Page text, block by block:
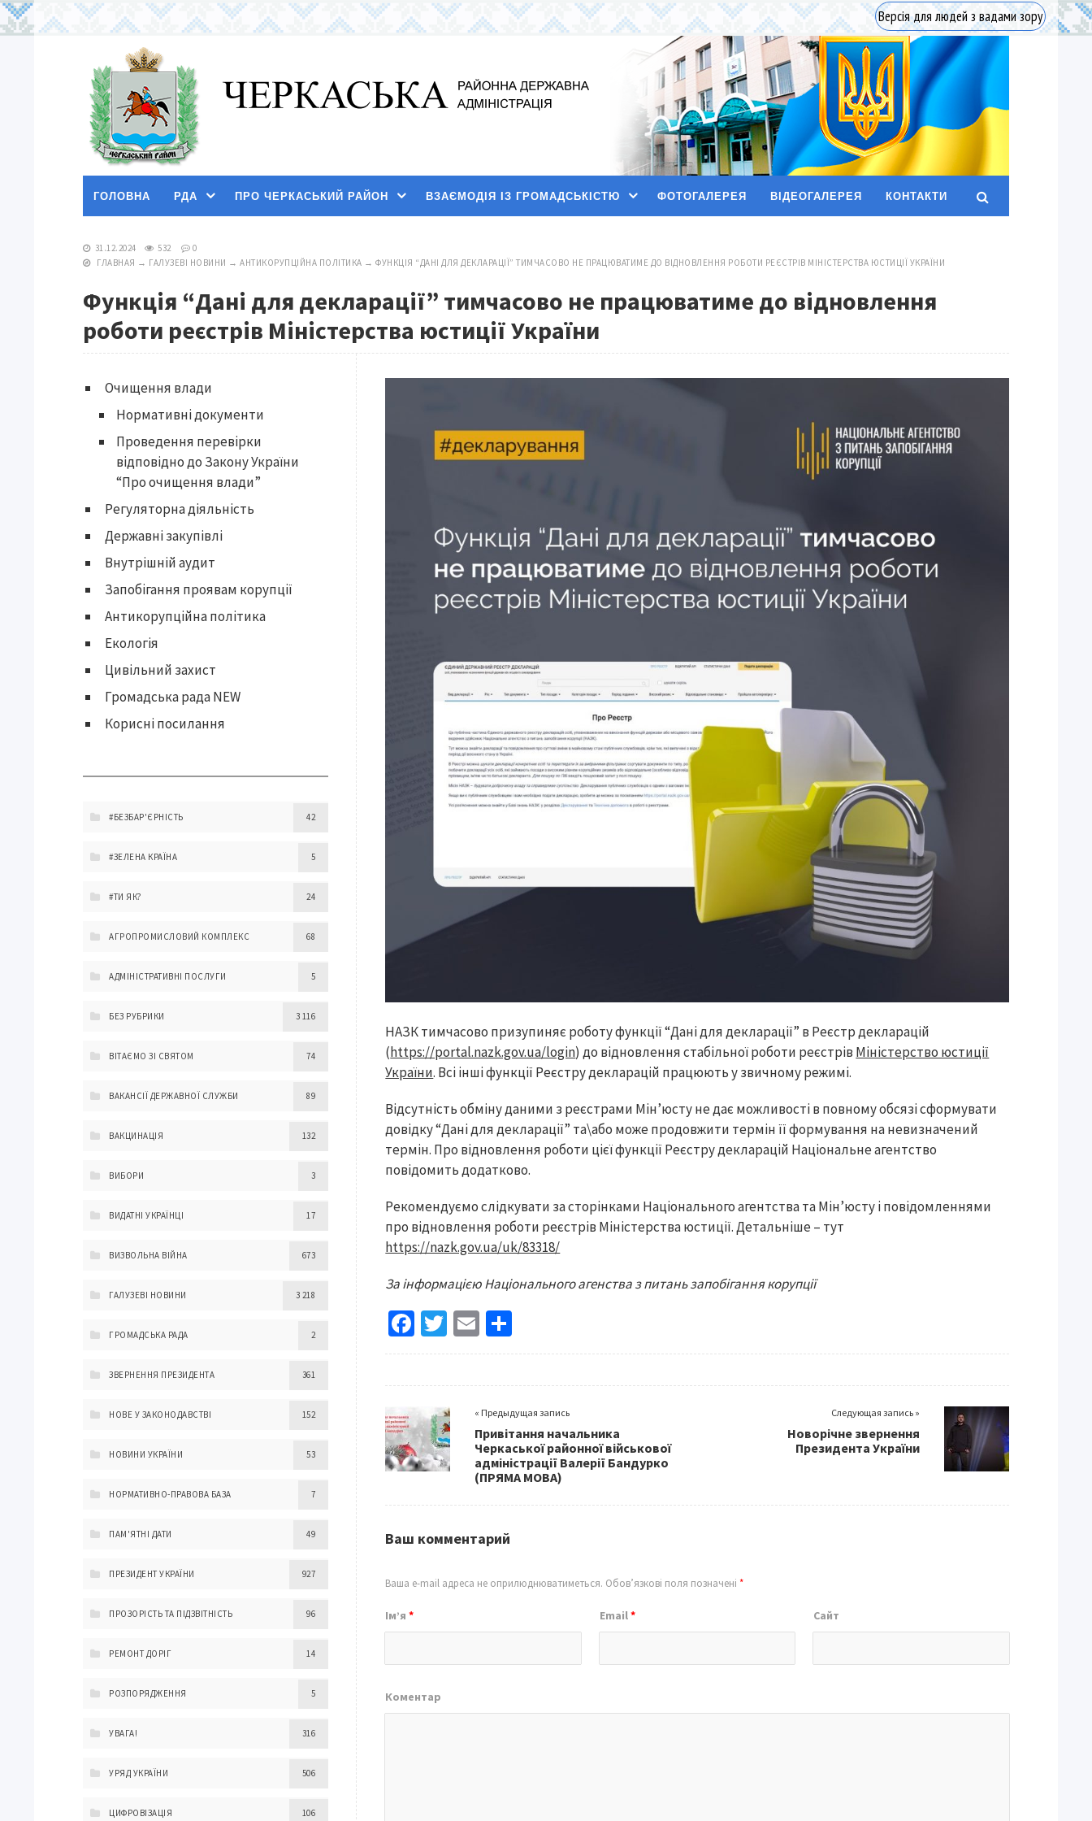
Версія для людей з вадами зору
ГОЛОВНА РДА ПРО ЧЕРКАСЬКИЙ РАЙОН ВЗАЄМОДІЯ ІЗ ГРОМАДСЬКІСТЮ ФОТОГАЛЕРЕЯ ВІДЕОГАЛЕРЕЯ КОНТАКТИ
31.12.2024 532
0
ГЛАВНАЯ → ГАЛУЗЕВІ НОВИНИ → АНТИКОРУПЦІЙНА ПОЛІТИКА → ФУНКЦІЯ “ДАНІ ДЛЯ ДЕКЛАРАЦІЇ” ТИМЧАСОВО НЕ ПРАЦЮВАТИМЕ ДО ВІДНОВЛЕННЯ РОБОТИ РЕЄСТРІВ МІНІСТЕРСТВА ЮСТИЦІЇ УКРАЇНИ
Функція “Дані для декларації” тимчасово не працюватиме до відновлення
роботи реєстрів Міністерства юстиції України
НАЗК тимчасово призупиняє роботу функції “Дані для декларації” в Реєстр декларацій
(https://portal.nazk.gov.ua/login) до відновлення стабільної роботи реєстрів Міністерство юстиції
України. Всі інші функції Реєстру декларацій працюють у звичному режимі.
Відсутність обміну даними з реєстрами Мін’юсту не дає можливості в повному обсязі сформувати
довідку “Дані для декларації” та\або може продовжити термін її формування на невизначений
термін. Про відновлення роботи цієї функції Реєстру декларацій Національне агентство
повідомить додатково.
Рекомендуємо слідкувати за сторінками Національного агентства та Мін’юсту і повідомленнями
про відновлення роботи реєстрів Міністерства юстиції. Детальніше – тут
https://nazk.gov.ua/uk/83318/
За інформацією Національного агенства з питань запобігання корупції
Fa
ce
o
k
T
wi
er
E
m
l
h
« Предыдущая запись
Привітання начальника
Черкаської районної військової
адміністрації Валерії Бандурко
(ПРЯМА МОВА)
Следующая запись »
Новорічне звернення
Президента України
Ваш комментарий
Ваша e-mail адреса не оприлюднюватиметься. Обов’язкові поля позначені*
Ім’я* Email* Сайт
Коментар
Очищення влади
Нормативні документи
Проведення перевірки
відповідно до Закону України
“Про очищення влади”
Регуляторна діяльність
Державні закупівлі
Внутрішній аудит
Запобігання проявам корупції
Антикорупційна політика
Екологія
Цивільний захист
Громадська рада NEW
Корисні посилання
#БЕЗБАР'ЄРНІСТЬ 42
#ЗЕЛЕНА КРАЇНА 5
#ТИ ЯК? 24
АГРОПРОМИСЛОВИЙ КОМПЛЕКС 68
АДМІНІСТРАТИВНІ ПОСЛУГИ 5
БЕЗ РУБРИКИ 3 116
ВІТАЄМО ЗІ СВЯТОМ 74
ВАКАНСІЇ ДЕРЖАВНОЇ СЛУЖБИ 89
ВАКЦИНАЦІЯ 132
ВИБОРИ 3
ВИДАТНІ УКРАЇНЦІ 17
ВИЗВОЛЬНА ВІЙНА 673
ГАЛУЗЕВІ НОВИНИ 3 218
ГРОМАДСЬКА РАДА 2
ЗВЕРНЕННЯ ПРЕЗИДЕНТА 361
НОВЕ У ЗАКОНОДАВСТВІ 152
НОВИНИ УКРАЇНИ 53
НОРМАТИВНО-ПРАВОВА БАЗА 7
ПАМ'ЯТНІ ДАТИ 49
ПРЕЗИДЕНТ УКРАЇНИ 927
ПРОЗОРІСТЬ ТА ПІДЗВІТНІСТЬ 96
РЕМОНТ ДОРІГ 14
РОЗПОРЯДЖЕННЯ 5
УВАГА! 316
УРЯД УКРАЇНИ 506
ЦИФРОВІЗАЦІЯ 106